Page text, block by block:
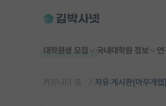
대학원생 모집 국내대학원 정보 연
커뮤니티 홈 자유 게시판(아무개랩)